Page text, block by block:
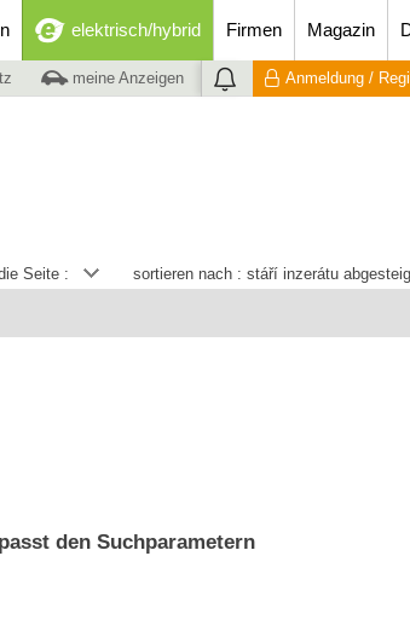
elektrisch/hybrid Firmen Magazin
meine Anzeigen Anmeldung /
sortieren nach : stáří inzerátu
Seite :
den Suchparametern